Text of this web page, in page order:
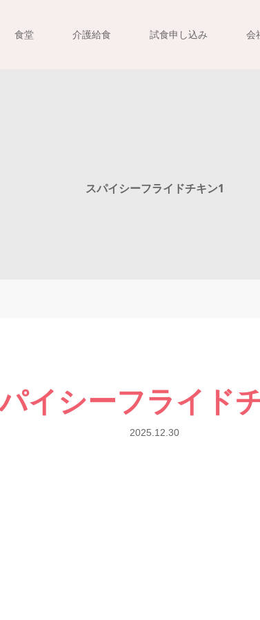
食堂 介護給食 試食申し込み 会
スパイシーフライドチキン1
イシーフライド
2025.12.30